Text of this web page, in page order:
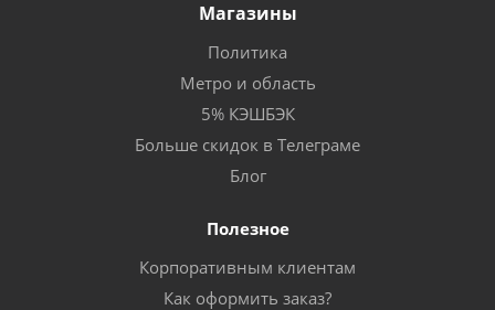
Магазины
Политика
Метро и область
5% КЭШБЭК
Больше скидок в Телеграме
Блог
Полезное
Корпоративным клиентам
Как оформить заказ?